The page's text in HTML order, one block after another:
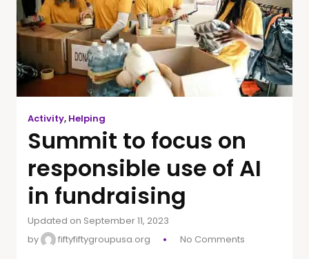
Activity, Helping
Summit to focus on
responsible use of AI
in fundraising
Updated on September 11, 2023
by
fiftyfiftygroupusa.org No Comments